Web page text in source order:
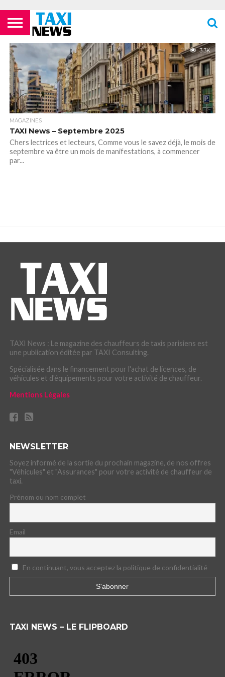
ACTUALITÉS
ECOLES DE
FORMATION
PARISIENS
LES
COMPAGNIES
AÉROPORTS
ROISSY –
CDG
LES
FOURRIÈRES
LES
PHARMACIES
TARDIVES
LES
STATIONS
LES
TOILETTES
MENTIONS
NEWSLETTER
NOUS
CONTACTER
POLITIQUE DE
CONFIDENTIALITÉ
VIDÉOS
3.3K
MAGAZINES
TAXI News – Septembre 2025
Chers lectrices et lecteurs, Comme vous le savez déjà, le mois de
septembre va être un mois de manifestations, à commencer
par...
TAXI News : Le magazine des chauffeurs de taxis parisiens est
une publication éditée par TAXI Consulting.
Spécialisée dans le financement pour l'achat de licences, de
véhicules et d'équipements pour votre activité de chauffeur.
Mentions Légales
NEWSLETTER
Soyez informé de la sortie du prochain magazine, de nos offres
"Véhicules" et "Assurances" pour votre activité de chauffeur de
taxi.
Prénom ou nom complet
Email
En continuant, vous acceptez la politique de confidentialité
TAXI NEWS – LE FLIPBOARD